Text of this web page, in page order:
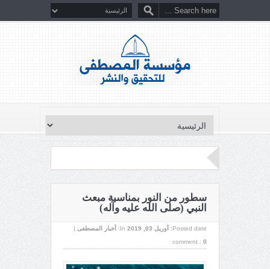
سطور من النور بمناسبة مبعث
النبي (صلى الله عليه وآله)
Posted date: آوریل 03, 2019 In: أخبار المصطفى |
comment : 0